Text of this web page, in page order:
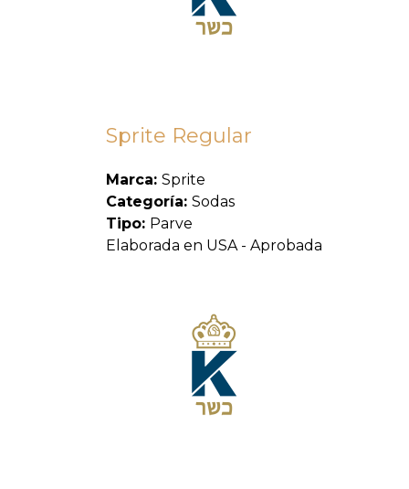
Sprite Regular
Marca: Sprite
Categoría: Sodas
Tipo: Parve
Elaborada en USA - Aprobada